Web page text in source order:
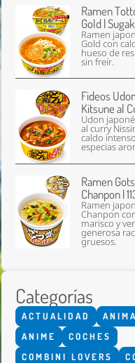
Ramen
Gold |
Ramen
Gold con
hueso de
sin freír.
Fideos
Kitsune al
Udon
al curry
caldo
especias
Ramen
Chanpon |
Ramen
Chanpon
marisco y
generosa
gruesos.
Categorías
ACTUALIDAD
ANIME
COCHES
COMBINI LOVERS